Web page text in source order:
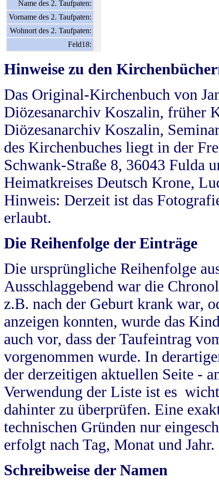
Name des 2. Taufpaten:
Vorname des 2. Taufpaten:
Wohnort des 2. Taufpaten:
Feld18:
Hinweise zu den
Das Original-Kirchenbuch von
Diözesanarchiv Koszalin, früher
Diözesanarchiv Koszalin,
des Kirchenbuches liegt in der
Schwank-Straße 8, 36043 Fulda
Heimatkreises Deutsch Krone,
Hinweis: Derzeit ist das
erlaubt.
Die Reihenfolge der Einträge
Die ursprüngliche Reihenfolge
Ausschlaggebend war die
z.B. nach der Geburt krank war,
anzeigen konnten, wurde das
auch vor, dass der Taufeintrag
vorgenommen wurde. In
der derzeitigen aktuellen Seite -
Verwendung der Liste ist es
dahinter zu überprüfen. Eine
technischen Gründen nur
erfolgt nach Tag, Monat und Jahr.
Schreibweise der Namen